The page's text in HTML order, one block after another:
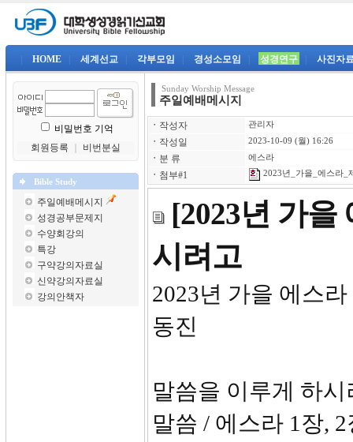
HOME 세계선교 각부모임 경성소모임 성경연구 사진자
비밀번호 기억
회원등록
비번분실
Bible Study
주일예배메시지
성경공부문제지
수양회강의
특강
구약강의자료실
신약강의자료실
강의안책자
Sunday Worship Message
주일예배메시지
ㆍ 작성자 관리자
ㆍ 작성일 2023-10-09 (월) 16:26
ㆍ 분 류 에스라
ㆍ 첨부#1 2023년_가을_에스라_
[2023년 가을
시려고
2023년
동진
말씀을 이루게 하시
말씀 / 에스라 1장, 2